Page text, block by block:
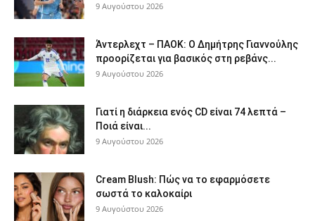
9 Αυγούστου 2026
Άντερλεχτ – ΠΑΟΚ: Ο Δημήτρης Γιαννούλης
προορίζεται για βασικός στη ρεβάνς...
9 Αυγούστου 2026
Γιατί η διάρκεια ενός CD είναι 74 λεπτά –
Ποιά είναι...
9 Αυγούστου 2026
Cream Blush: Πώς να το εφαρμόσετε
σωστά το καλοκαίρι
9 Αυγούστου 2026